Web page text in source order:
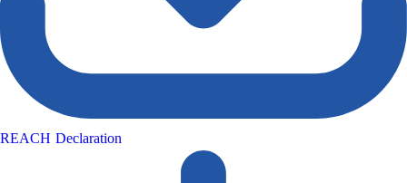
REACH Declaration